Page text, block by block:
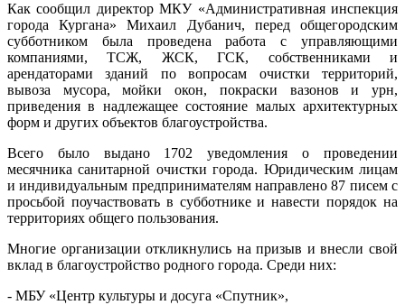
Как сообщил директор МКУ «Административная инспекция
города Кургана» Михаил Дубанич, перед общегородским
субботником была проведена работа с управляющими
компаниями, ТСЖ, ЖСК, ГСК, собственниками и
арендаторами зданий по вопросам очистки территорий,
вывоза мусора, мойки окон, покраски вазонов и урн,
приведения в надлежащее состояние малых архитектурных
форм и других объектов благоустройства.
Всего было выдано 1702 уведомления о проведении
месячника санитарной очистки города. Юридическим лицам
и индивидуальным предпринимателям направлено 87 писем с
просьбой поучаствовать в субботнике и навести порядок на
территориях общего пользования.
Многие организации откликнулись на призыв и внесли свой
вклад в благоустройство родного города. Среди них:
- МБУ «Центр культуры и досуга «Спутник»,